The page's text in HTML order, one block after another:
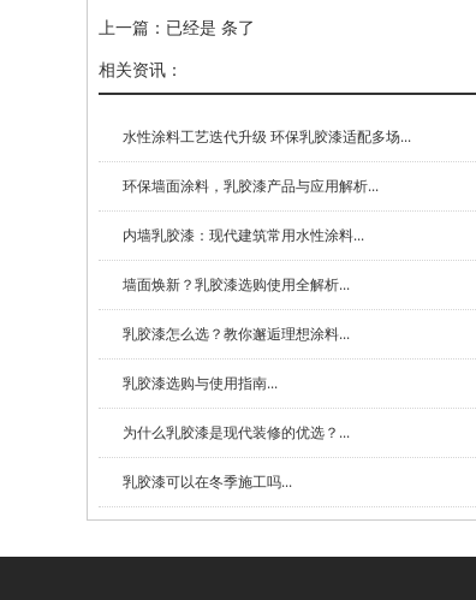
上一篇：已经是 条了
相关资讯：
水性涂料工艺迭代升级 环保乳胶漆适配多场...
环保墙面涂料，乳胶漆产品与应用解析...
内墙乳胶漆：现代建筑常用水性涂料...
墙面焕新？乳胶漆选购使用全解析...
乳胶漆怎么选？教你邂逅理想涂料...
乳胶漆选购与使用指南...
为什么乳胶漆是现代装修的优选？...
乳胶漆可以在冬季施工吗...